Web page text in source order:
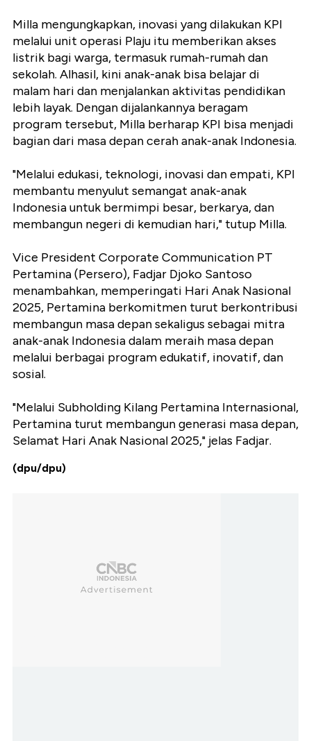
Milla mengungkapkan, inovasi yang dilakukan KPI
melalui unit operasi Plaju itu memberikan akses
listrik bagi warga, termasuk rumah-rumah dan
sekolah. Alhasil, kini anak-anak bisa belajar di
malam hari dan menjalankan aktivitas pendidikan
lebih layak. Dengan dijalankannya beragam
program tersebut, Milla berharap KPI bisa menjadi
bagian dari masa depan cerah anak-anak Indonesia.
"Melalui edukasi, teknologi, inovasi dan empati, KPI
membantu menyulut semangat anak-anak
Indonesia untuk bermimpi besar, berkarya, dan
membangun negeri di kemudian hari," tutup Milla.
Vice President Corporate Communication PT
Pertamina (Persero), Fadjar Djoko Santoso
menambahkan, memperingati Hari Anak Nasional
2025, Pertamina berkomitmen turut berkontribusi
membangun masa depan sekaligus sebagai mitra
anak-anak Indonesia dalam meraih masa depan
melalui berbagai program edukatif, inovatif, dan
sosial.
"Melalui Subholding Kilang Pertamina Internasional,
Pertamina turut membangun generasi masa depan,
Selamat Hari Anak Nasional 2025," jelas Fadjar.
(dpu/dpu)